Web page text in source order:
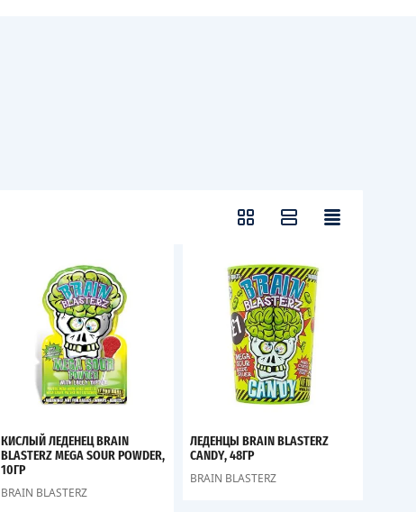
КИСЛЫЙ ЛЕДЕНЕЦ BRAIN
BLASTERZ MEGA SOUR POWDER,
10ГР
BRAIN BLASTERZ
ЛЕДЕНЦЫ BRAIN BLASTERZ
CANDY, 48ГР
BRAIN BLASTERZ